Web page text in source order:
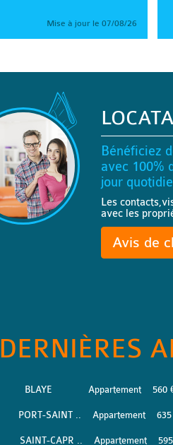
Mise à jour le 07/08/26
Bénéficiez
avec 100%
jour
Les
avec les
Avis de
DERNIÈRES
BLAYE Appartement 560
PORT-SAINT .. Appartement
SAINT-CAPR .. Appartement